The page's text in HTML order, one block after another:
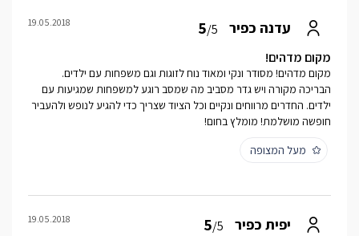
עדנה כפיר 5/5
19.05.2018
מקום מדהים!
מקום מדהים! מסודר ונקי ומאוד נוח לזוגות וגם משפחות עם ילדים.
הבריכה מקורה ויש גדר מסביב מה שמסב רוגע למשפחות שמגיעות עם
ילדים. החדרים מרווחים ונקיים וכל הציוד שצריך כדי להגיע לנופש ולהעביר
חופשה מושלמת! מומלץ בחום!
מעל המצופה
יפית כפיר 5/5
19.05.2018